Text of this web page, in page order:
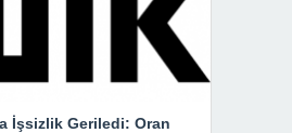
İşsizlik Geriledi: Oran